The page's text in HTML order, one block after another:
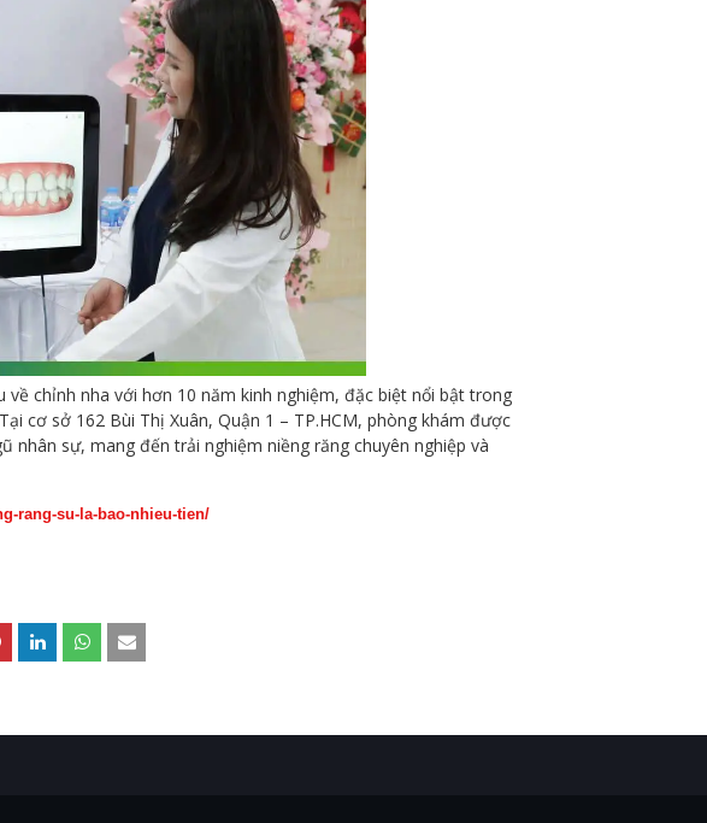
về chỉnh nha với hơn 10 năm kinh nghiệm, đặc biệt nổi bật trong
cơ sở 162 Bùi Thị Xuân, Quận 1 – TP.HCM, phòng khám được
nhân sự, mang đến trải nghiệm niềng răng chuyên nghiệp và
rang-su-la-bao-nhieu-tien/